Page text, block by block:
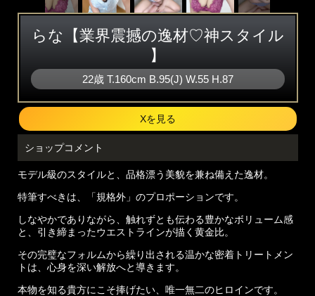
らな【業界震撼の逸材♡神スタイル
】
22歳 T.160cm B.95(J) W.55 H.87
Xを見る
ショップコメント
モデル級のスタイルと、品格漂う美貌を兼ね備えた逸材。
特筆すべきは、「規格外」のプロポーションです。
しなやかでありながら、触れずとも伝わる豊かなボリューム感
と、引き締まったウエストラインが描く黄金比。
その完璧なフォルムから繰り出される温かな密着トリートメン
トは、心身を深い解放へと導きます。
本物を知る貴方にこそ捧げたい、唯一無二のヒロインです。